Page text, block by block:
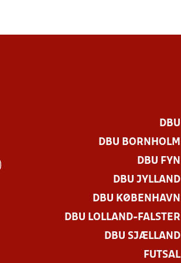
DBU
DBU BORNHOLM
DBU FYN
DBU JYLLAND
DBU KØBENHAVN
DBU LOLLAND-FALSTER
DBU SJÆLLAND
FUTSAL